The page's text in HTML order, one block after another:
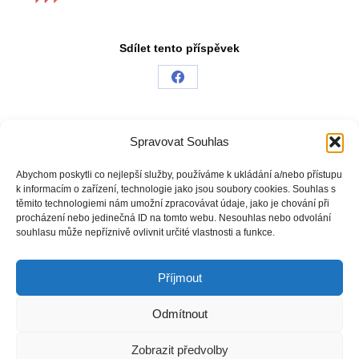
Spravovat Souhlas
Abychom poskytli co nejlepší služby, používáme k ukládání a/nebo přístupu
k informacím o zařízení, technologie jako jsou soubory cookies. Souhlas s
těmito technologiemi nám umožní zpracovávat údaje, jako je chování při
procházení nebo jedinečná ID na tomto webu. Nesouhlas nebo odvolání
souhlasu může nepříznivě ovlivnit určité vlastnosti a funkce.
Příjmout
Odmítnout
Zobrazit předvolby
Sdílet tento příspěvek
Share
Facebook
Jsme na sociálních sítích
Facebook
SEO